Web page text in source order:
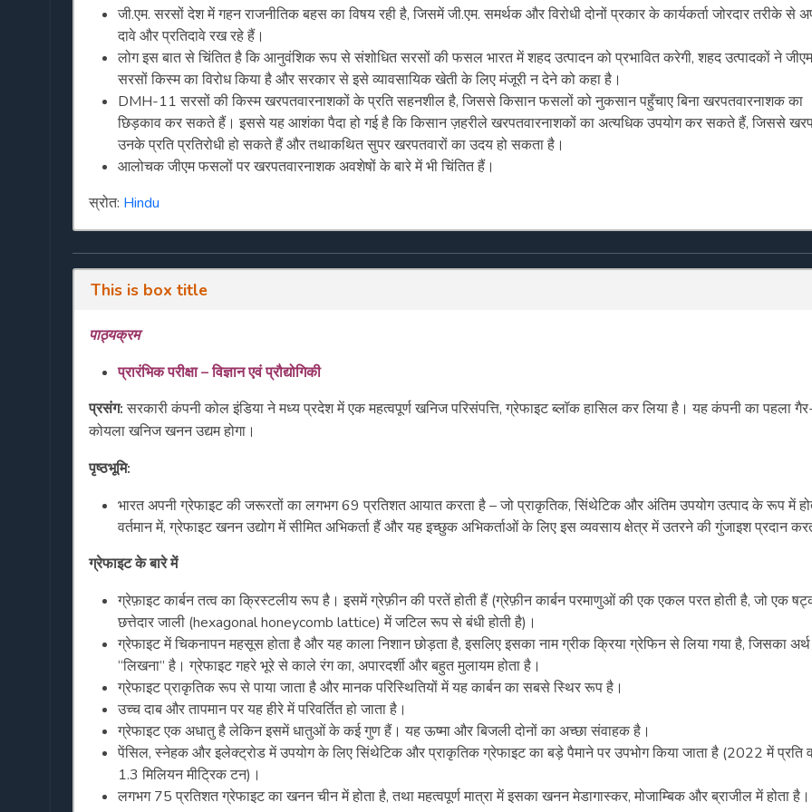
जी.एम. सरसों देश में गहन राजनीतिक बहस का विषय रही है, जिसमें जी.एम. समर्थक और विरोधी दोनों प्रकार के कार्यकर्ता जोरदार तरीके से
दावे और प्रतिदावे रख रहे हैं।
लोग इस बात से चिंतित है कि आनुवंशिक रूप से संशोधित सरसों की फसल भारत में शहद उत्पादन को प्रभावित करेगी, शहद उत्पादकों ने जीएम
सरसों किस्म का विरोध किया है और सरकार से इसे व्यावसायिक खेती के लिए मंजूरी न देने को कहा है।
DMH-11 सरसों की किस्म खरपतवारनाशकों के प्रति सहनशील है, जिससे किसान फसलों को नुकसान पहुँचाए बिना खरपतवारनाशक का
छिड़काव कर सकते हैं। इससे यह आशंका पैदा हो गई है कि किसान ज़हरीले खरपतवारनाशकों का अत्यधिक उपयोग कर सकते हैं, जिससे
उनके प्रति प्रतिरोधी हो सकते हैं और तथाकथित सुपर खरपतवारों का उदय हो सकता है।
आलोचक जीएम फसलों पर खरपतवारनाशक अवशेषों के बारे में भी चिंतित हैं।
स्रोत: Hindu
This is box title
पाठ्यक्रम
प्रारंभिकपरीक्षा–विज्ञानएवंप्रौद्योगिकी
प्रसंग:सरकारी कंपनी कोल इंडिया ने मध्य प्रदेश में एक महत्वपूर्ण खनिज परिसंपत्ति, ग्रेफाइट ब्लॉक हासिल कर लिया है। यह कंपनी का पहला
कोयला खनिज खनन उद्यम होगा।
पृष्ठभूमि:
भारत अपनी ग्रेफाइट की जरूरतों का लगभग 69 प्रतिशत आयात करता है – जो प्राकृतिक, सिंथेटिक और अंतिम उपयोग उत्पाद के रूप में
वर्तमान में, ग्रेफाइट खनन उद्योग में सीमित अभिकर्ता हैं और यह इच्छुक अभिकर्ताओं के लिए इस व्यवसाय क्षेत्र में उतरने की गुंजाइश प्रदान
ग्रेफाइट के बारे में
ग्रेफ़ाइट कार्बन तत्व का क्रिस्टलीय रूप है। इसमें ग्रेफ़ीन की परतें होती हैं (ग्रेफ़ीन कार्बन परमाणुओं की एक एकल परत होती है, जो एक
छत्तेदार जाली (hexagonal honeycomb lattice) में जटिल रूप से बंधी होती है)।
ग्रेफाइट में चिकनापन महसूस होता है और यह काला निशान छोड़ता है, इसलिए इसका नाम ग्रीक क्रिया ग्रेफिन से लिया गया है, जिसका अर्थ
“लिखना” है। ग्रेफाइट गहरे भूरे से काले रंग का, अपारदर्शी और बहुत मुलायम होता है।
ग्रेफाइट प्राकृतिक रूप से पाया जाता है और मानक परिस्थितियों में यह कार्बन का सबसे स्थिर रूप है।
उच्च दाब और तापमान पर यह हीरे में परिवर्तित हो जाता है।
ग्रेफाइट एक अधातु है लेकिन इसमें धातुओं के कई गुण हैं। यह ऊष्मा और बिजली दोनों का अच्छा संवाहक है।
पेंसिल, स्नेहक और इलेक्ट्रोड में उपयोग के लिए सिंथेटिक और प्राकृतिक ग्रेफाइट का बड़े पैमाने पर उपभोग किया जाता है (2022 में प्रति
1.3 मिलियन मीट्रिक टन)।
लगभग 75 प्रतिशत ग्रेफाइट का खनन चीन में होता है, तथा महत्वपूर्ण मात्रा में इसका खनन मेडागास्कर, मोजाम्बिक और ब्राजील में होता है।